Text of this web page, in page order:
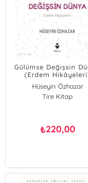
Gülümse Değişsin
(Erdem
Hüseyin Özhazar
Tire Kitap
₺220,00